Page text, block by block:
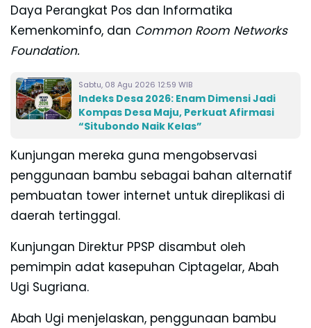
Daya Perangkat Pos dan Informatika
Kemenkominfo, dan Common Room Networks
Foundation.
Sabtu, 08 Agu 2026 12:59 WIB
Indeks Desa 2026: Enam Dimensi Jadi
Kompas Desa Maju, Perkuat Afirmasi
“Situbondo Naik Kelas”
Kunjungan mereka guna mengobservasi
penggunaan bambu sebagai bahan alternatif
pembuatan tower internet untuk direplikasi di
daerah tertinggal.
Kunjungan Direktur PPSP disambut oleh
pemimpin adat kasepuhan Ciptagelar, Abah
Ugi Sugriana.
Abah Ugi menjelaskan, penggunaan bambu